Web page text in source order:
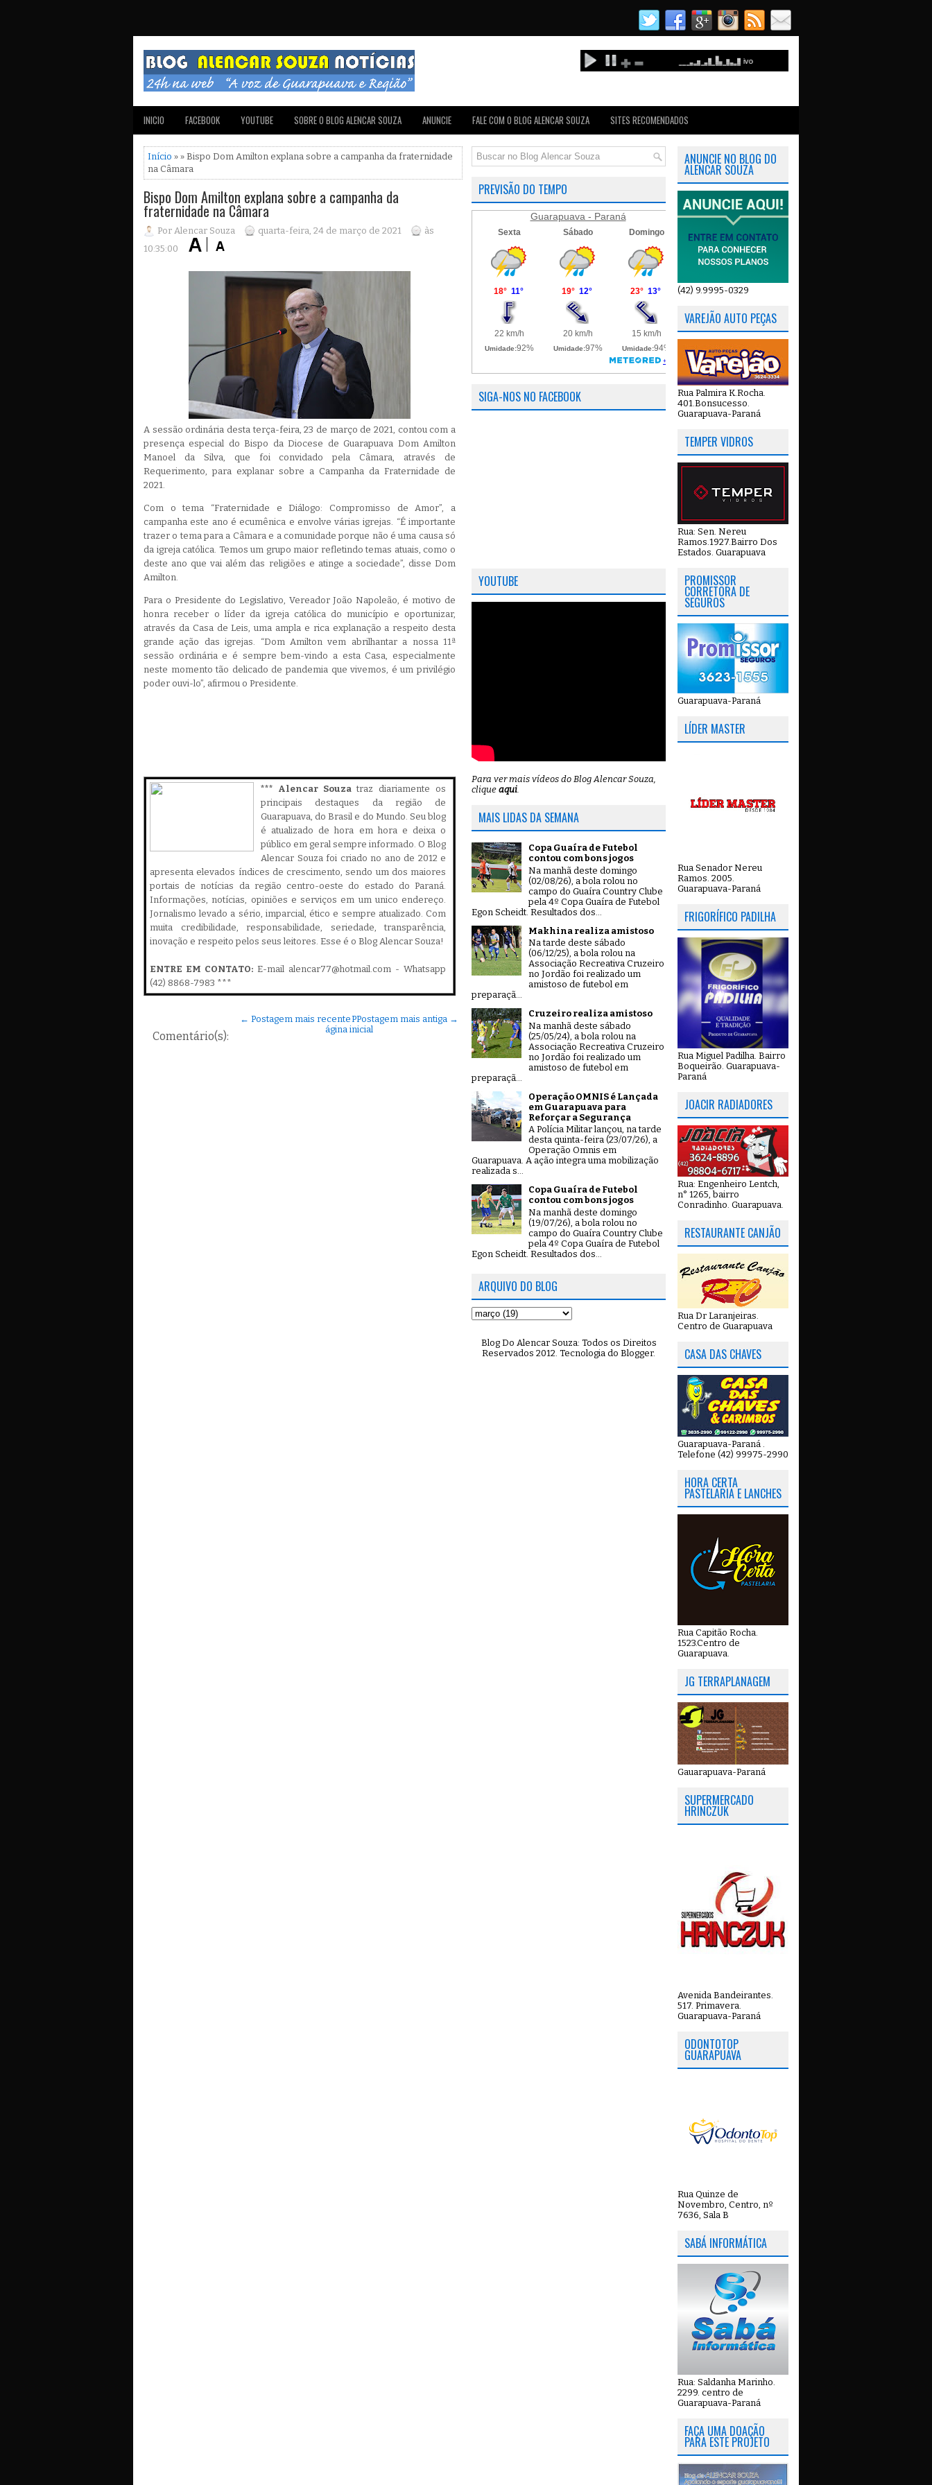
INICIO FACEBOOK YOUTUBE SOBRE O BLOG ALENCAR SOUZA ANUNCIE FALE COM O BLOG ALENCAR SOUZA SITES RECOMENDADOS
Início » » Bispo Dom Amilton explana sobre a campanha da fraternidade
na Câmara
Bispo Dom Amilton explana sobre a campanha da
fraternidade na Câmara
Por Alencar Souza quarta-feira, 24 de março de 2021
às
10:35:00
A sessão ordinária desta terça-feira, 23 de março de 2021, contou com a
presença especial do Bispo da Diocese de Guarapuava Dom Amilton
Manoel da Silva, que foi convidado pela Câmara, através de
Requerimento, para explanar sobre a Campanha da Fraternidade de
2021.
Com o tema “Fraternidade e Diálogo: Compromisso de Amor”, a
campanha este ano é ecumênica e envolve várias igrejas. “É importante
trazer o tema para a Câmara e a comunidade porque não é uma causa só
da igreja católica. Temos um grupo maior refletindo temas atuais, como o
deste ano que vai além das religiões e atinge a sociedade”, disse Dom
Amilton.
Para o Presidente do Legislativo, Vereador João Napoleão, é motivo de
honra receber o líder da igreja católica do município e oportunizar,
através da Casa de Leis, uma ampla e rica explanação a respeito desta
grande ação das igrejas. “Dom Amilton vem abrilhantar a nossa 11ª
sessão ordinária e é sempre bem-vindo a esta Casa, especialmente
neste momento tão delicado de pandemia que vivemos, é um privilégio
poder ouvi-lo”, afirmou o Presidente.
*** Alencar Souzatraz diariamente os
principais destaques da região de
Guarapuava, do Brasil e do Mundo. Seu blog
é atualizado de hora em hora e deixa o
público em geral sempre informado. O Blog
Alencar Souza foi criado no ano de 2012 e
apresenta elevados índices de crescimento, sendo um dos maiores
portais de notícias da região centro-oeste do estado do Paraná.
Informações, notícias, opiniões e serviços em um unico endereço.
Jornalismo levado a sério, imparcial, ético e sempre atualizado. Com
muita credibilidade, responsabilidade, seriedade, transparência,
inovação e respeito pelos seus leitores. Esse é o Blog Alencar Souza!
ENTRE EM CONTATO: E-mail alencar77@hotmail.com - Whatsapp
(42) 8868-7983 ***
Comentário(s):
← Postagem mais recente Postagem mais antiga →
P
ágina inicial
PREVISÃO DO TEMPO
Guarapuava - Paraná
SIGA-NOS NO FACEBOOK
YOUTUBE
Para ver mais vídeos do Blog Alencar Souza,
clique aqui.
MAIS LIDAS DA SEMANA
Copa Guaíra de Futebol
contou com bons jogos
Na manhã deste domingo
(02/08/26), a bola rolou no
campo do Guaíra Country Clube
pela 4º Copa Guaíra de Futebol
Egon Scheidt. Resultados dos...
Makhina realiza amistoso
Na tarde deste sábado
(06/12/25), a bola rolou na
Associação Recreativa Cruzeiro
no Jordão foi realizado um
amistoso de futebol em
preparaçã...
Cruzeiro realiza amistoso
Na manhã deste sábado
(25/05/24), a bola rolou na
Associação Recreativa Cruzeiro
no Jordão foi realizado um
amistoso de futebol em
preparaçã...
Operação OMNIS é Lançada
em Guarapuava para
Reforçar a Segurança
A Polícia Militar lançou, na tarde
desta quinta-feira (23/07/26), a
Operação Omnis em
Guarapuava. A ação integra uma mobilização
realizada s...
Copa Guaíra de Futebol
contou com bons jogos
Na manhã deste domingo
(19/07/26), a bola rolou no
campo do Guaíra Country Clube
pela 4º Copa Guaíra de Futebol
Egon Scheidt. Resultados dos...
ARQUIVO DO BLOG
Blog Do Alencar Souza: Todos os Direitos
Reservados 2012. Tecnologia do Blogger.
ANUNCIE NO BLOG DO
ALENCAR SOUZA
(42) 9.9995-0329
VAREJÃO AUTO PEÇAS
Rua Palmira K.Rocha.
401.Bonsucesso.
Guarapuava-Paraná
TEMPER VIDROS
Rua: Sen. Nereu
Ramos.1927.Bairro Dos
Estados. Guarapuava
PROMISSOR
CORRETORA DE
SEGUROS
Guarapuava-Paraná
LÍDER MASTER
Rua Senador Nereu
Ramos. 2005.
Guarapuava-Paraná
FRIGORÍFICO PADILHA
Rua Miguel Padilha. Bairro
Boqueirão. Guarapuava-
Paraná
JOACIR RADIADORES
Rua: Engenheiro Lentch,
n° 1265, bairro
Conradinho. Guarapuava.
RESTAURANTE CANJÃO
Rua Dr Laranjeiras.
Centro de Guarapuava
CASA DAS CHAVES
Guarapuava-Paraná .
Telefone (42) 99975-2990
HORA CERTA
PASTELARIA E LANCHES
Rua Capitão Rocha.
1523.Centro de
Guarapuava.
JG TERRAPLANAGEM
Gauarapuava-Paraná
SUPERMERCADO
HRINCZUK
Avenida Bandeirantes.
517. Primavera.
Guarapuava-Paraná
ODONTOTOP
GUARAPUAVA
Rua Quinze de
Novembro, Centro, nº
7636, Sala B
SABÁ INFORMÁTICA
Rua: Saldanha Marinho.
2299. centro de
Guarapuava-Paraná
FAÇA UMA DOAÇÃO
PARA ESTE PROJETO